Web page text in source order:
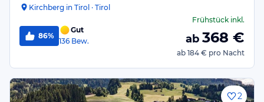
Kirchberg in Tirol · Tirol
86%
Gut
136 Bew.
Frühstückinkl.
ab 368 €
ab 184 € pro Nacht
2